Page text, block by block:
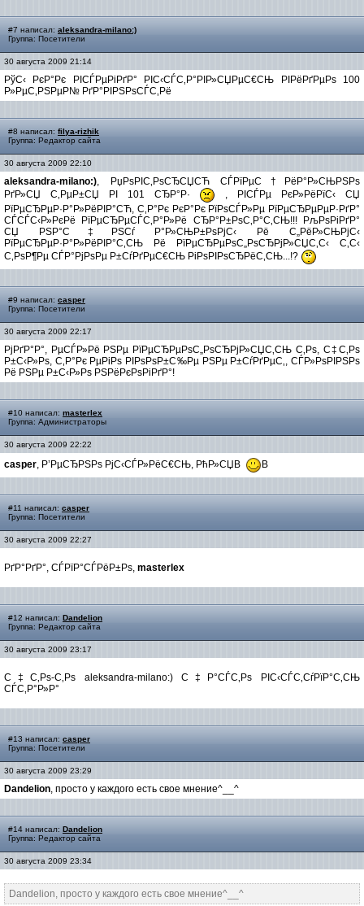
#7 написал: aleksandra-milano:)
Группа: Посетители
30 августа 2009 21:14
РўС‹ РєР°Рє РІСЃРµРіРґР° РІС‹СЃС‚Р°РІР»СЏРµС€СЊ РІРёРґРµРѕ 100
Р»РµС‚РЅРµР№ РґР°РІРЅРѕСЃС‚Рё
#8 написал: filya-rizhik
Группа: Редактор сайта
30 августа 2009 22:10
aleksandra-milano:), РџРѕРІС‚РѕСЂСЏСЋ СЃРїРµС†РёР°Р»СЊРЅРѕ
РґР»СЏ С‚РµР±СЏ РІ 101 СЂР°Р·
, РІСЃРµ РєР»РёРїС‹ СЏ
РїРµСЂРµР·Р°Р»РёРІР°СЋ, С‚Р°Рє РєР°Рє РїРѕСЃР»Рµ РїРµСЂРµРµР·РґР°
СЃСЃС‹Р»РєРё РїРµСЂРµСЃС‚Р°Р»Рё СЂР°Р±РѕС‚Р°С‚СЊ!!! РљРѕРіРґР°
СЏ РЅР°С‡РЅСѓ Р°Р»СЊР±РѕРјС‹ Рё С„РёР»СЊРјС‹
РїРµСЂРµР·Р°Р»РёРІР°С‚СЊ Рё РїРµСЂРµРѕС„РѕСЂРјР»СЏС‚С‹ С‚С‹
С‚РѕР¶Рµ СЃР°РјРѕРµ Р±СѓРґРµС€СЊ РіРѕРІРѕСЂРёС‚СЊ...!?
#9 написал: casper
Группа: Посетители
30 августа 2009 22:17
РјРґР°Р°, РµСЃР»Рё РЅРµ РїРµСЂРµРѕС„РѕСЂРјР»СЏС‚СЊ С‚Рѕ, С‡С‚Рѕ
Р±С‹Р»Рѕ, С‚Р°Рє РµРіРѕ РІРѕРѕР±С‰Рµ РЅРµ Р±СѓРґРµС‚, СЃР»РѕРІРЅРѕ
Рё РЅРµ Р±С‹Р»Рѕ РЅРёРєРѕРіРґР°!
#10 написал: masterlex
Группа: Администраторы
30 августа 2009 22:22
casper, Р’РµСЂРЅРѕ РјС‹СЃР»РёС€СЊ, РћР»СЏВ В
#11 написал: casper
Группа: Посетители
30 августа 2009 22:27
РґР°РґР°, СЃРїР°СЃРёР±Рѕ, masterlex
#12 написал: Dandelion
Группа: Редактор сайта
30 августа 2009 23:17
С‡С‚Рѕ-С‚Рѕ aleksandra-milano:) С‡Р°СЃС‚Рѕ РІС‹СЃС‚СѓРїР°С‚СЊ
СЃС‚Р°Р»Р°
#13 написал: casper
Группа: Посетители
30 августа 2009 23:29
Dandelion, просто у каждого есть свое мнение^__^
#14 написал: Dandelion
Группа: Редактор сайта
30 августа 2009 23:34
Dandelion, просто у каждого есть свое мнение^__^